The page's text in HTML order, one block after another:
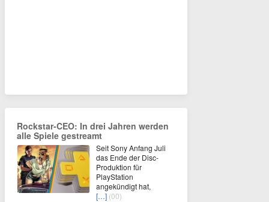
Rockstar-CEO: In drei Jahren werden
alle Spiele gestreamt
Seit Sony Anfang Juli
das Ende der Disc-
Produktion für
PlayStation
angekündigt hat,
[…] (00)